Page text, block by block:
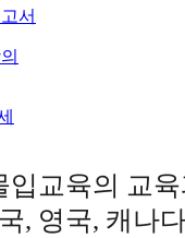
서
입교육의 교
, 영국, 캐나